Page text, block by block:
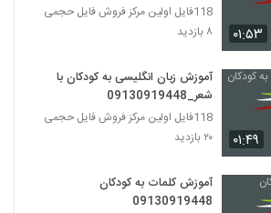
۰۱:۵۳
118فایل اولین مرکز فروش فایل حجمی
۸ بازدید
۰۱:۴۹
آموزش زبان انگلیسی به کودکان با
شعر_09130919448
118فایل اولین مرکز فروش فایل حجمی
۲۰ بازدید
آموزش کلمات به کودکان
09130919448